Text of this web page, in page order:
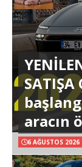
SATIŞA
aracın
6 AĞUSTOS 2026